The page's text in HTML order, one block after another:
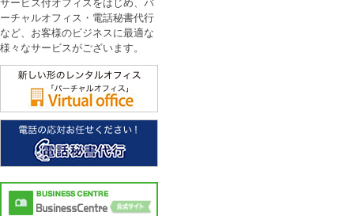
サービス付オフィスをはじめ、バ
ーチャルオフィス・電話秘書代行
など、お客様のビジネスに最適な
様々なサービスがございます。